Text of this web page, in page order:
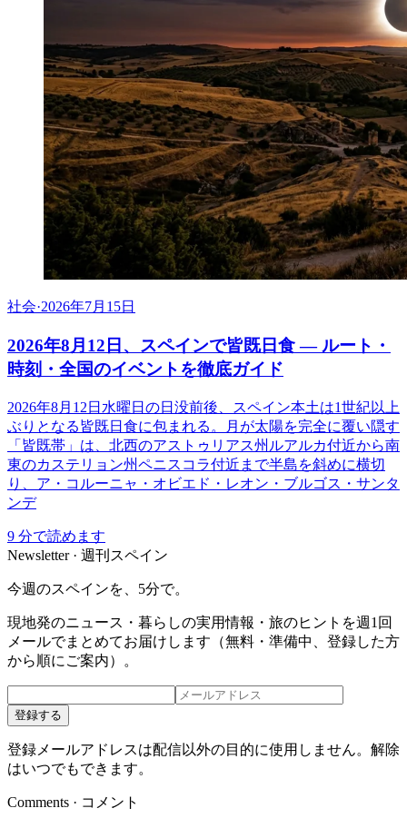
社会·2026年7月15日
2026年8月12日、スペインで皆既日食 ― ルート・
時刻・全国のイベントを徹底ガイド
2026年8月12日水曜日の日没前後、スペイン本土は1世紀以上
ぶりとなる皆既日食に包まれる。月が太陽を完全に覆い隠す
「皆既帯」は、北西のアストゥリアス州ルアルカ付近から南
東のカステリョン州ペニスコラ付近まで半島を斜めに横切
り、ア・コルーニャ・オビエド・レオン・ブルゴス・サンタ
ンデ
9 分で読めます
Newsletter · 週刊スペイン
今週のスペインを、5分で。
現地発のニュース・暮らしの実用情報・旅のヒントを週1回
メールでまとめてお届けします（無料・準備中、登録した方
から順にご案内）。
登録する
登録メールアドレスは配信以外の目的に使用しません。解除
はいつでもできます。
Comments · コメント